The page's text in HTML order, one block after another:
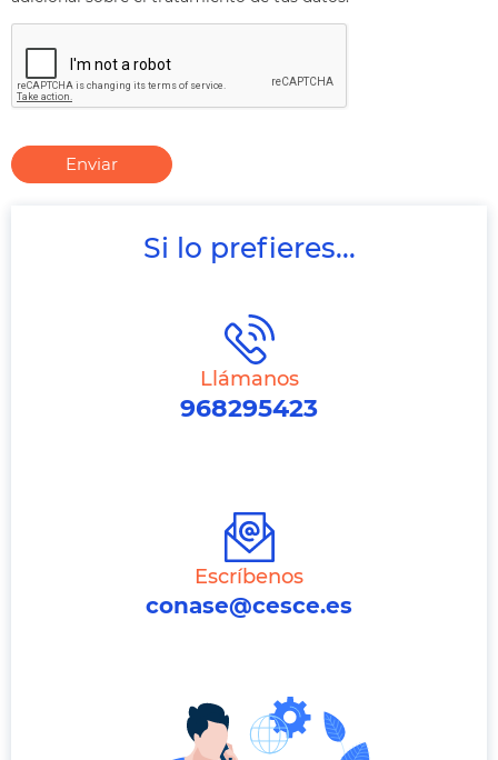
Si lo prefieres...
Llámanos
968295423
Escríbenos
conase@cesce.es
Enviar